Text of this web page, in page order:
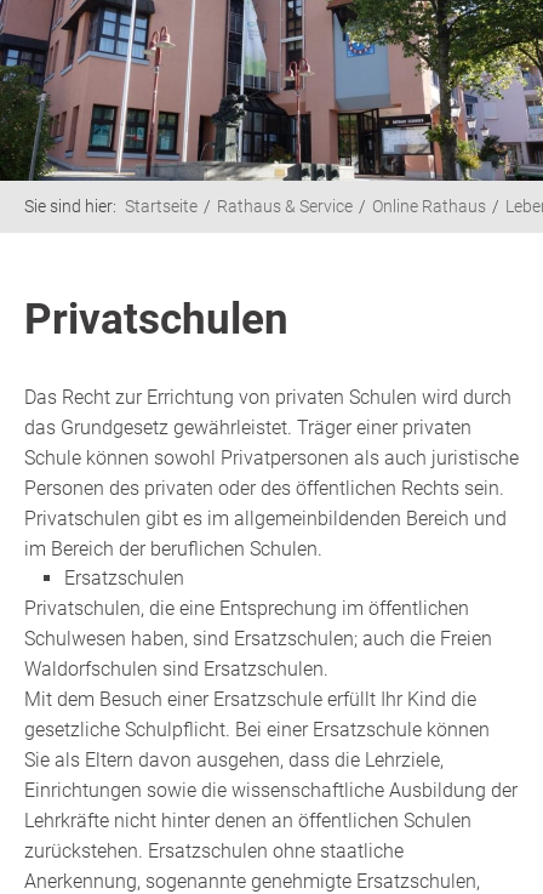
Sie sind hier: Startseite Rathaus & Service Online Rathaus
Privatschulen
Das Recht zur Errichtung von privaten Schulen wird durch
das Grundgesetz gewährleistet. Träger einer privaten
Schule können sowohl Privatpersonen als auch juristische
Personen des privaten oder des öffentlichen Rechts sein.
Privatschulen gibt es im allgemeinbildenden Bereich und
im Bereich der beruflichen Schulen.
Ersatzschulen
Privatschulen, die eine Entsprechung im öffentlichen
Schulwesen haben, sind Ersatzschulen; auch die Freien
Waldorfschulen sind Ersatzschulen.
Mit dem Besuch einer Ersatzschule erfüllt Ihr Kind die
gesetzliche Schulpflicht. Bei einer Ersatzschule können
Sie als Eltern davon ausgehen, dass die Lehrziele,
Einrichtungen sowie die wissenschaftliche Ausbildung der
Lehrkräfte nicht hinter denen an öffentlichen Schulen
zurückstehen. Ersatzschulen ohne staatliche
Anerkennung, sogenannte genehmigte Ersatzschulen,